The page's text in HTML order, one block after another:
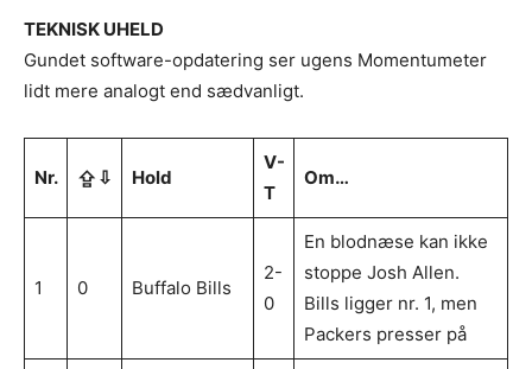
TEKNISK UHELD
Gundet software-opdatering ser ugens Momentumeter
lidt mere analogt end sædvanligt.
Nr. ⇪⇩ Hold
V-
T
Om…
1 0 Buffalo Bills
2-
0
En blodnæse kan ikke
stoppe Josh Allen.
Bills ligger nr. 1, men
Packers presser på